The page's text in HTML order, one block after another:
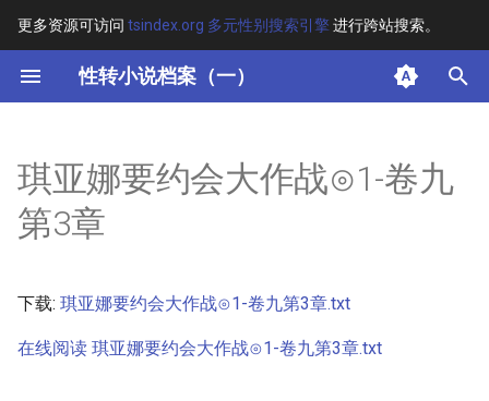
更多资源可访问 tsindex.org 多元性别搜索引擎 进行跨站搜索。
性转小说档案（一）
键
开
始
索
其他信息 [Processed Page
Metadata]
琪亚娜要约会大作战⊙1-卷九
第3章
下载: 琪亚娜要约会大作战⊙1-卷九第3章.txt
在线阅读 琪亚娜要约会大作战⊙1-卷九第3章.txt